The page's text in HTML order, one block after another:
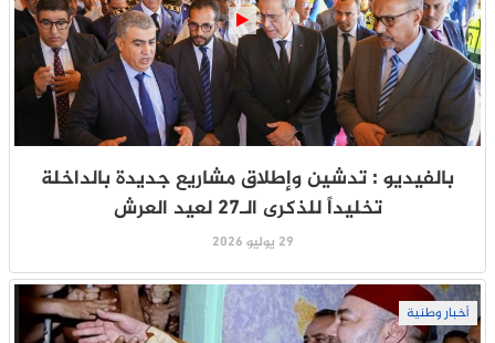
بالفيديو : تدشين وإطلاق مشاريع جديدة بالداخلة
تخليداً للذكرى الـ27 لعيد العرش
29 يوليو 2026
أخبار وطنية